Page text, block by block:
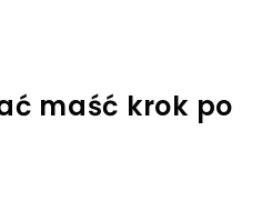
maść krok po